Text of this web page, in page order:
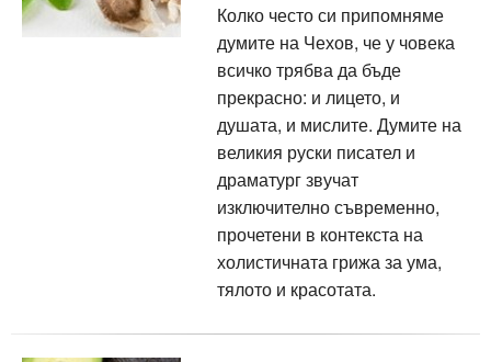
Колко често си припомняме
думите на Чехов, че у човека
всичко трябва да бъде
прекрасно: и лицето, и
душата, и мислите. Думите на
великия руски писател и
драматург звучат
изключително съвременно,
прочетени в контекста на
холистичната грижа за ума,
тялото и красотата.